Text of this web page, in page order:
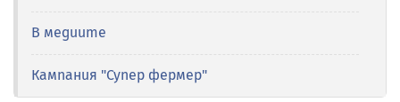
В медиите
Кампания "Супер фермер"